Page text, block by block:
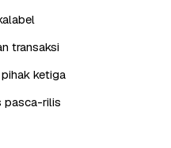
transaksi
ketiga
pasca-rilis